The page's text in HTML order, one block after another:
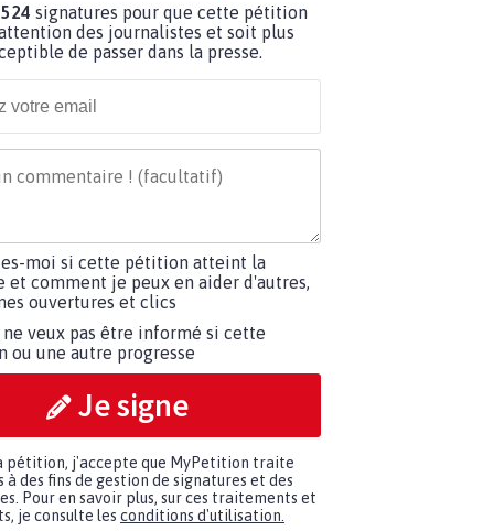
signatures pour que cette pétition
des journalistes et soit plus
de passer dans la presse.
moi si cette pétition atteint la
et comment je peux en aider d'autres,
ouvertures et clics
ne veux pas être informé si cette
ou une autre progresse
Je signe
pétition, j'accepte que MyPetition traite
à des fins de gestion de signatures et des
Pour en savoir plus, sur ces traitements et
je consulte les conditions d'utilisation.